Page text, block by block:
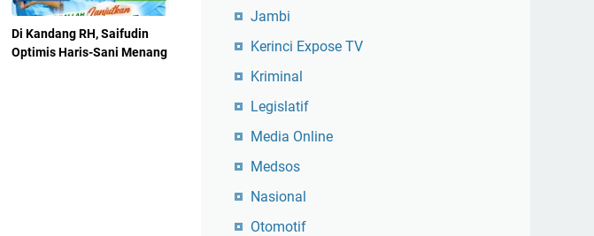
Di Kandang RH, Saifudin
Optimis Haris-Sani Menang
Jambi
Kerinci Expose TV
Kriminal
Legislatif
Media Online
Medsos
Nasional
Otomotif